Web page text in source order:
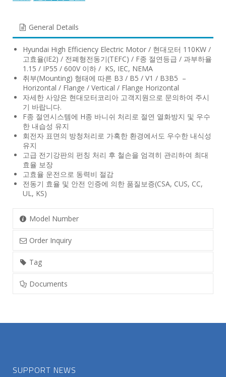
General Details
Hyundai High Efficiency Electric Motor / 현대모터 110KW /
고효율(IE2) / 전폐형전동기(TEFC) / F종 절연등급 / 과부하율
1.15 / IP55 / 600V 이하 / KS, IEC, NEMA
취부(Mounting) 형태에 따른 B3 / B5 / V1 / B3B5 –
Horizontal / Flange / Vertical / Flange Horizontal
자세한 사양은 현대모터코리아 고객지원으로 문의하여 주시
기 바랍니다.
F종 절연시스템에 H종 바니쉬 처리로 절연 열화방지 및 우수
한 내습성 유지
회전자 표면의 방청처리로 가혹한 환경에서도 우수한 내식성
유지
고급 전기강판의 펀칭 처리 후 철손을 엄격히 관리하여 최대
효율 보장
고효율 운전으로 동력비 절감
전동기 효율 및 안전 인증에 의한 품질보증(CSA, CUS, CC,
UL, KS)
Model Number
Order Inquiry
Tag
Documents
SUPPORT NEWS